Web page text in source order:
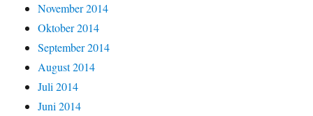
November 2014
Oktober 2014
September 2014
August 2014
Juli 2014
Juni 2014